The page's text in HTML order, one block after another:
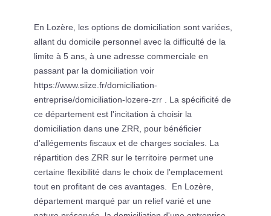
En Lozère, les options de domiciliation sont variées,
allant du domicile personnel avec la difficulté de la
limite à 5 ans, à une adresse commerciale en
passant par la domiciliation voir
https://www.siize.fr/domiciliation-
entreprise/domiciliation-lozere-zrr . La spécificité de
ce département est l'incitation à choisir la
domiciliation dans une ZRR, pour bénéficier
d'allégements fiscaux et de charges sociales. La
répartition des ZRR sur le territoire permet une
certaine flexibilité dans le choix de l'emplacement
tout en profitant de ces avantages. En Lozère,
département marqué par un relief varié et une